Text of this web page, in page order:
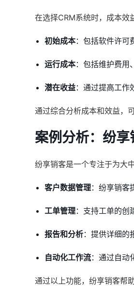
在选择CRM系统时，成本效
初始成本：包括软件许可
运行成本：包括维护费用
潜在收益：通过提高工作
通过综合分析成本和效益，
案例分析：纷享
纷享销客是一个专注于为大
客户数据管理：纷享销客
工单管理：支持工单的创
报告和分析：提供详细的
自动化工作流：通过自动
通过以上功能，纷享销客帮